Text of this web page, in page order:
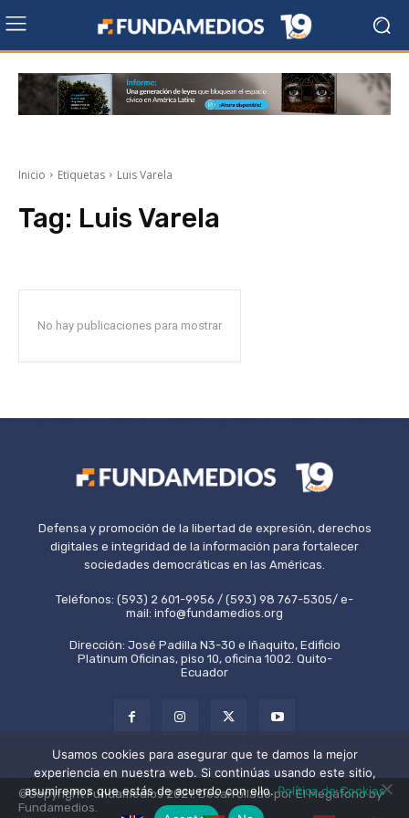
Inicio Etiquetas Luis Varela
Tag: Luis Varela
No hay publicaciones para mostrar
Defensa y promoción de la libertad de expresión, derechos
digitales e integridad de la información para fortalecer
sociedades democráticas en las Américas.
Teléfonos: (593) 2 601-9956 / (593) 98 767-5305/ e-
mail: info@fundamedios.org
Dirección: José Padilla N3-30 e Iñaquito, Edificio
Platinum Oficinas, piso 10, oficina 1002. Quito-
Ecuador
©Copyright Fundamedios 2021. Desarrollado por El Megáfono by
Fundamedios.
Usamos cookies para asegurar que te damos la mejor
experiencia en nuestra web. Si continúas usando este sitio,
asumiremos que estás de acuerdo con ello.Política de Cookies